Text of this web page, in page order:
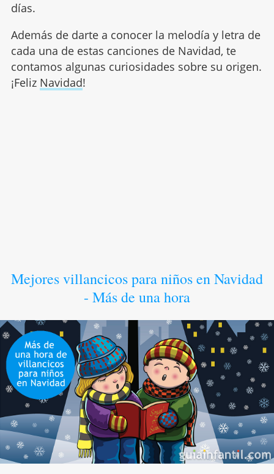
días.
Además de darte a conocer la melodía y letra de
cada una de estas canciones de Navidad, te
contamos algunas curiosidades sobre su origen.
¡Feliz Navidad!
Mejores villancicos para niños en Navidad
- Más de una hora